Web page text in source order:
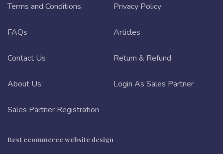
Terms and Conditions Privacy Policy
FAQs Articles
Contact Us Return & Refund
About Us Login As Sales Partner
Sales Partner Registration
Best ecommerce website design